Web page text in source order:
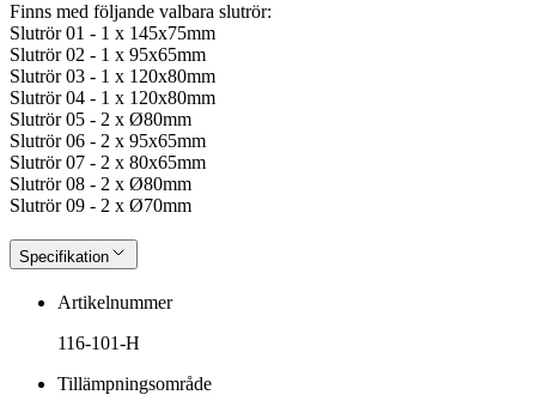
Finns med följande valbara slutrör:
Slutrör 01 - 1 x 145x75mm
Slutrör 02 - 1 x 95x65mm
Slutrör 03 - 1 x 120x80mm
Slutrör 04 - 1 x 120x80mm
Slutrör 05 - 2 x Ø80mm
Slutrör 06 - 2 x 95x65mm
Slutrör 07 - 2 x 80x65mm
Slutrör 08 - 2 x Ø80mm
Slutrör 09 - 2 x Ø70mm
Specifikation
Artikelnummer
116-101-H
Tillämpningsområde